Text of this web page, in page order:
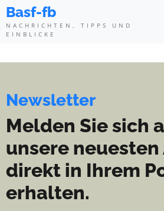
Basf-fb -
Basf-fb
NACHRICHTEN, TIPPS UND
EINBLICKE
Newsletter
Melden Sie sich
unsere
direkt in Ihrem
erhalten.